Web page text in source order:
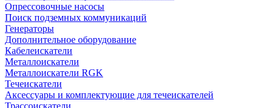
Опрессовочные насосы
Поиск подземных коммуникаций
Генераторы
Дополнительное оборудование
Кабелеискатели
Металлоискатели
Металлоискатели RGK
Течеискатели
Аксессуары и комплектующие для течеискателей
Трассоискатели